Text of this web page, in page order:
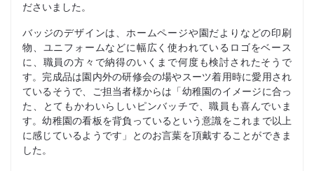
ださいました。
バッジのデザインは、ホームページや園だよりなどの印刷
物、ユニフォームなどに幅広く使われているロゴをベース
に、職員の方々で納得のいくまで何度も検討されたそうで
す。完成品は園内外の研修会の場やスーツ着用時に愛用され
ているそうで、ご担当者様からは「幼稚園のイメージに合っ
た、とてもかわいらしいピンバッチで、職員も喜んでいま
す。幼稚園の看板を背負っているという意識をこれまで以上
に感じているようです」とのお言葉を頂戴することができま
した。